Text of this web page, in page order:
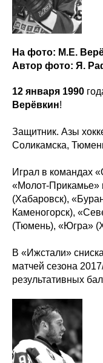
На фото: М.Е.
Автор фото: Я.
12 января 1990
Верёвкин!
Защитник. Азы
Соликамска,
Играл в командах
«Молот-Прикамье»
(Хабаровск),
Каменогорск),
(Тюмень), «Югра»
В «Ижстали»
матчей сезона
результативных